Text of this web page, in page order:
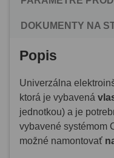
DOKUMENTY NA
Popis
Univerzálna
ktorá je vybavená
jednotkou) a je
vybavené systémom
možné namontovať